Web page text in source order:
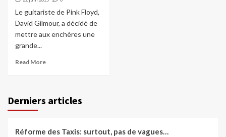
Le guitariste de Pink Floyd,
David Gilmour, a décidé de
mettre aux enchères une
grande...
Read More
Derniers articles
Réforme des Taxis: surtout, pas de vagues…